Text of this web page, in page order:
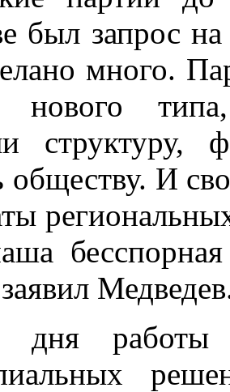
был запрос
много.
нового
структуру,
обществу. И
дня работы